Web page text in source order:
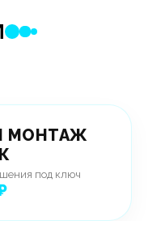
МОНТАЖ
под ключ